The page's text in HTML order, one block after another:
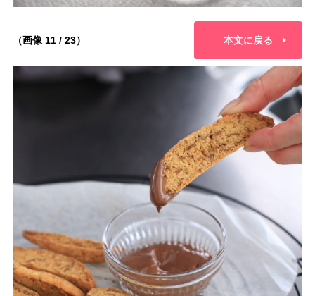
（画像 11 / 23） 本文に戻る